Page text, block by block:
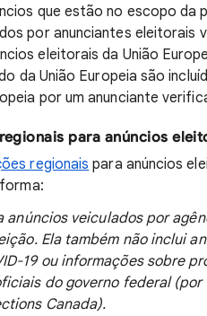
que estão no escopo da
por anunciantes
eleitorais da União
da União Europeia são
por um anunciante
para anúncios
regionais para anúncios
anúncios veiculados por
Ela também não inclui
19 ou informações sobre
do governo federal
Canada).